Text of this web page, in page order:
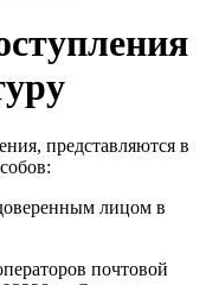
представляются в
лицом в
почтовой